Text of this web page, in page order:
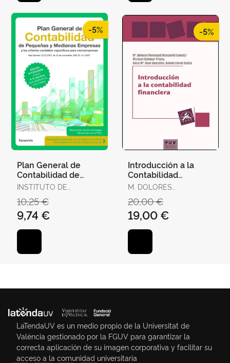
-5%
Plan General de
Contabilidad de
Pequeñas y
3. ª Edición 2017
INSTITUTO DE
AUDITORÍA DE
CUENTAS
10,25 €
9,74 €
-5%
Introducción a la
Contabilidad
Financiera
M. DOLORES
MASCARELL,
20,00 €
19,00 €
LaTendaUV es un medio propio de la Universitat de
València gestionado por la FGUV para garantizar la
correcta aplicación de su imagen corporativa y facilitar su
acceso a la comunidad universitaria